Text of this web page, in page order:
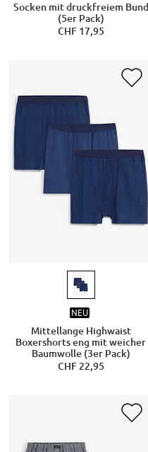
Socken mit druckfreiem Bund
(5er Pack)
CHF 17,95
NEU
Mittellange Highwaist
Boxershorts eng mit weicher
Baumwolle (3er Pack)
CHF 22,95